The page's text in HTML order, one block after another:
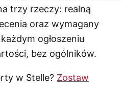
trzy rzeczy: realną
oraz wymagany
ogłoszeniu
bez ogólników.
w Stelle? Zostaw